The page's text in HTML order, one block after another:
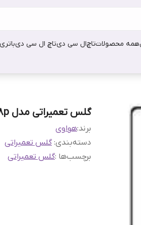
همه محصولاتتاچال سی دیتاچ ال سی دی
گلس تعمیراتی مدل Huawei Y8p
برند:هواوی
دسته‌بندی:گلس تعمیراتی
برچسب‌ها :گلس تعمیراتی